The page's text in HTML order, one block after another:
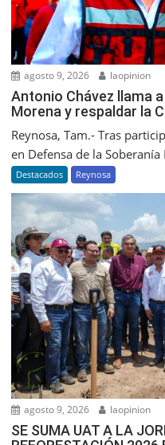
agosto 9, 2026 laopinion
Antonio Chávez llama
Morena y respaldar la
Reynosa, Tam.- Tras
en Defensa de la
Destacados Reynosa
agosto 9, 2026 laopinion
SE SUMA UAT A LA